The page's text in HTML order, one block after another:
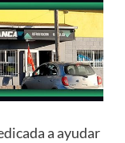
a ayudar